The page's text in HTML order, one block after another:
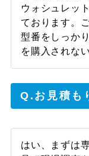
ウォシュレッ
ております。
型番をしっか
を購入されな
Q.お見積も
はい、まずは